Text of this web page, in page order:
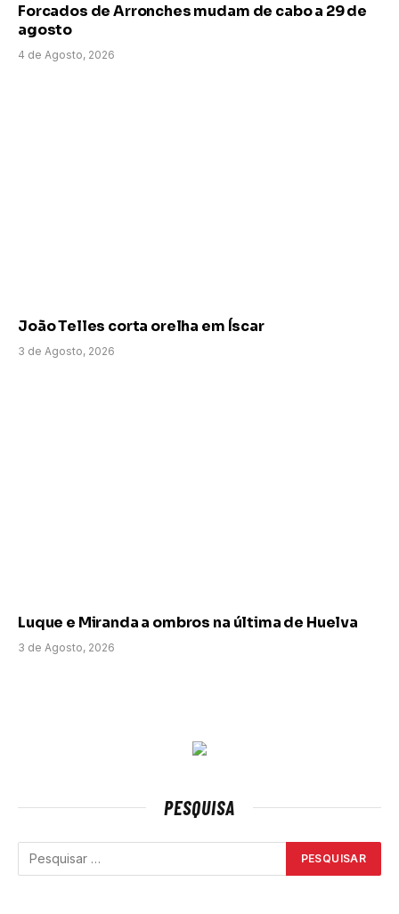
Forcados de Arronches mudam de cabo a 29 de
agosto
4 de Agosto, 2026
João Telles corta orelha em Íscar
3 de Agosto, 2026
Luque e Miranda a ombros na última de Huelva
3 de Agosto, 2026
PESQUISA